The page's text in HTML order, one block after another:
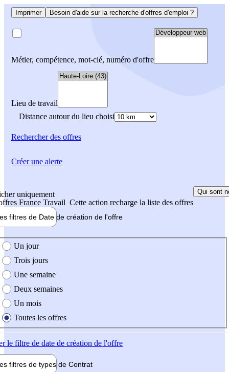
Imprimer Besoin d'aide sur la recherche d'offres d'emploi ?
Métier, compétence, mot-clé, numéro d'offre
Lieu de travail
Distance autour du lieu choisi
Rechercherdes offres
uniquement
France Travail Cette action recharge la liste des offres
Qui sont
filtres de Date de création de l'offre
création de l'offre
Un jour
Trois jours
Une semaine
Deux semaines
Un mois
Toutes les offres
le filtre de date de création de l'offre
filtres de types de Contrat
Créer une alerte